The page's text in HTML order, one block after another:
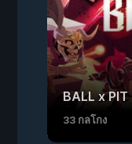
BALL x PIT
33 กลโกง